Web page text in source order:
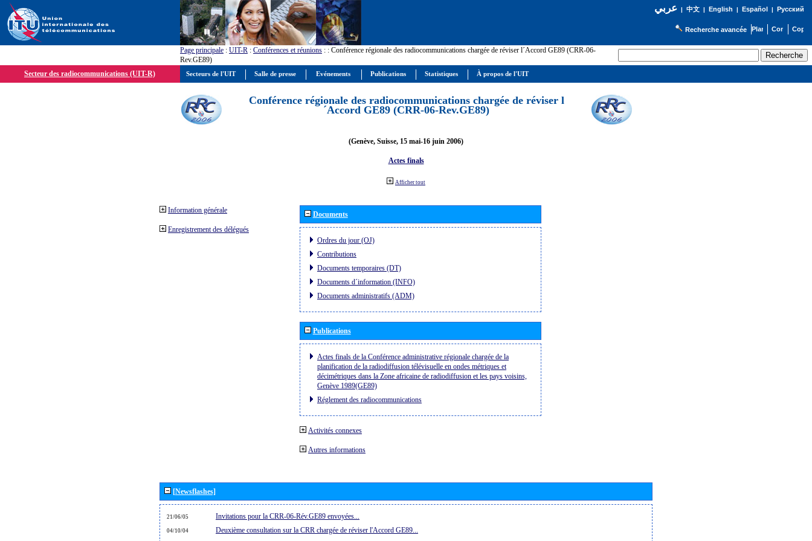
عربي| 中文| English | Español | Русский
Recherche avancée
Page principale : UIT-R : Conférences et réunions : : Conférence régionale des radiocommunications chargée de réviser l´Accord GE89 (CRR-06-
Rev.GE89)
Secteur des radiocommunications (UIT-R)
Conférence régionale des radiocommunications chargée de réviser l
´Accord GE89 (CRR-06-Rev.GE89)
(Genève, Suisse, 15 mai-16 juin 2006)
Actes finals
Afficher tout
Information générale
Enregistrement des délégués
Documents
Ordres du jour (OJ)
Contributions
Documents temporaires (DT)
Documents d´information (INFO)
Documents administratifs (ADM)
Publications
Actes finals de la Conférence administrative régionale chargée de la
planification de la radiodiffusion télévisuelle en ondes métriques et
décimétriques dans la Zone africaine de radiodiffusion et les pays voisins,
Genève 1989(GE89)
Réglement des radiocommunications
Activités connexes
Autres informations
[Newsflashes]
21/06/05 Invitations pour la CRR-06-Rév.GE89 envoyées...
04/10/04
Deuxième consultation sur la CRR chargée de réviser l'Accord GE89...
Secteurs de l'UIT Salle de presse Evénements Publications Statistiques À propos de l'UIT